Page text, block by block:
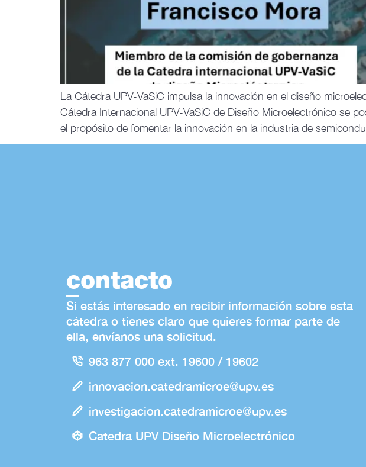
La Cátedra UPV-VaSiC impulsa la innovación en el diseño
Cátedra Internacional UPV-VaSiC de Diseño Microelectrónico se
el propósito de fomentar la innovación en la industria de
contacto
Si estás interesado en recibir información sobre esta
cátedra o tienes claro que quieres formar parte de
ella, envíanos una solicitud.
963 877 000 ext. 19600 / 19602
innovacion.catedramicroe@upv.es
investigacion.catedramicroe@upv.es
Catedra UPV Diseño Microelectrónico